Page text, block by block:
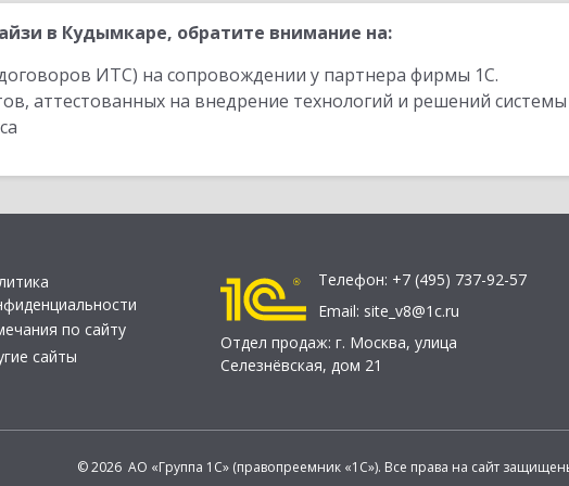
в Кудымкаре, обратите внимание на:
ИТС) на сопровождении у партнера фирмы 1С.
аттестованных на внедрение технологий и решений
по сайту
сайты
Телефон: +7 (495) 737-92-57
Email: site_v8@1c.ru
Отдел продаж: г. Москва, улица
Селезнёвская, дом 21
© 2026 АО «Группа 1С» (правопреемник «1С»). Все права на сайт